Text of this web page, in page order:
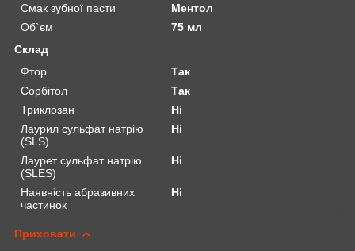
Смак зубної пасти
Ментол
Об`єм
75 мл
Склад
Фтор
Так
Сорбітол
Так
Триклозан
Ні
Лаурил сульфат натрію
(SLS)
Ні
Лаурет сульфат натрію
(SLES)
Ні
Наявність абразивних
частинок
Ні
Приховати